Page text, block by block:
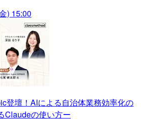
) 15:00
登壇！AIによる自治体業務効率化の
Claudeの使い方ー